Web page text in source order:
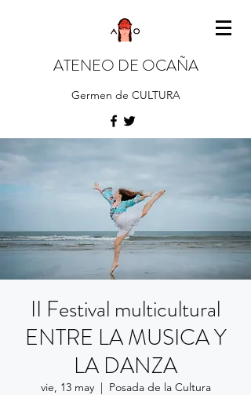
ATENEO DE OCAÑA
Germen de CULTURA
II Festival multicultural
ENTRE LA MUSICA Y
LA DANZA
vie, 13 may
  |
Posada de la Cultura